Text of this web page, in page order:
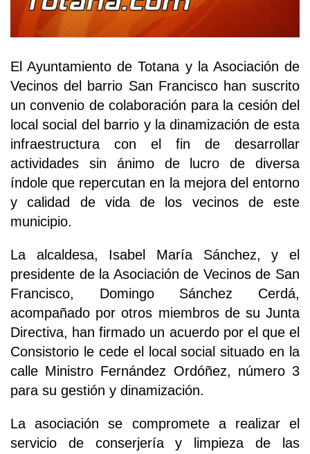
El Ayuntamiento de Totana y la Asociación de
Vecinos del barrio San Francisco han suscrito
un convenio de colaboración para la cesión del
local social del barrio y la dinamización de esta
infraestructura con el fin de desarrollar
actividades sin ánimo de lucro de diversa
índole que repercutan en la mejora del entorno
y calidad de vida de los vecinos de este
municipio.
La alcaldesa, Isabel María Sánchez, y el
presidente de la Asociación de Vecinos de San
Francisco, Domingo Sánchez Cerdá,
acompañado por otros miembros de su Junta
Directiva, han firmado un acuerdo por el que el
Consistorio le cede el local social situado en la
calle Ministro Fernández Ordóñez, número 3
para su gestión y dinamización.
La asociación se compromete a realizar el
servicio de conserjería y limpieza de las